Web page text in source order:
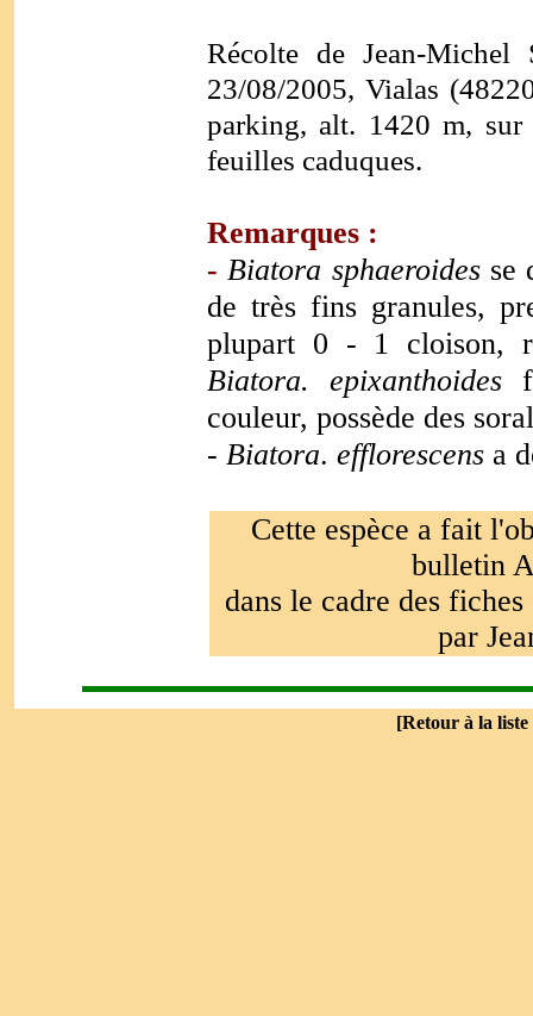
Récolte de Jean-
23/08/2005, Vialas
parking, alt. 1420 m, sur
feuilles caduques.
Remarques :
-Biatora sphaeroides se
de très fins granules,
plupart 0 - 1 cloison,
Biatora. epixanthoides
couleur, possède des
- Biatora. efflorescens a
Cette espèce a fait
bulletin
dans le cadre des
par
[Retour à la liste